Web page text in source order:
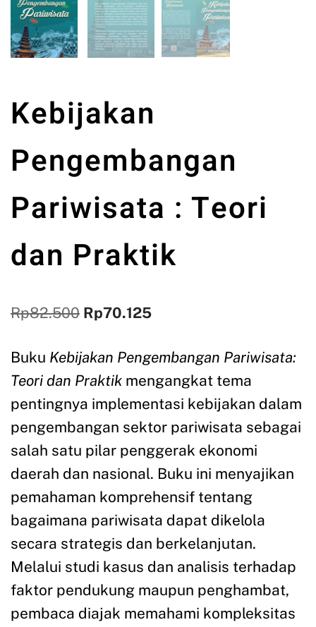
Kebijakan
Pengembangan
Pariwisata : Teori
dan Praktik
Rp82.500 Rp70.125
Buku Kebijakan Pengembangan Pariwisata:
Teori dan Praktik mengangkat tema
pentingnya implementasi kebijakan dalam
pengembangan sektor pariwisata sebagai
salah satu pilar penggerak ekonomi
daerah dan nasional. Buku ini menyajikan
pemahaman komprehensif tentang
bagaimana pariwisata dapat dikelola
secara strategis dan berkelanjutan.
Melalui studi kasus dan analisis terhadap
faktor pendukung maupun penghambat,
pembaca diajak memahami kompleksitas